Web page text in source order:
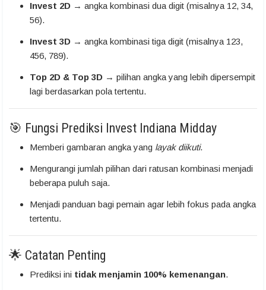
Invest 2D → angka kombinasi dua digit (misalnya 12, 34,
56).
Invest 3D → angka kombinasi tiga digit (misalnya 123,
456, 789).
Top 2D & Top 3D → pilihan angka yang lebih dipersempit
lagi berdasarkan pola tertentu.
🎯 Fungsi Prediksi Invest Indiana Midday
Memberi gambaran angka yang layak diikuti.
Mengurangi jumlah pilihan dari ratusan kombinasi menjadi
beberapa puluh saja.
Menjadi panduan bagi pemain agar lebih fokus pada angka
tertentu.
🌟 Catatan Penting
Prediksi ini tidak menjamin 100% kemenangan.